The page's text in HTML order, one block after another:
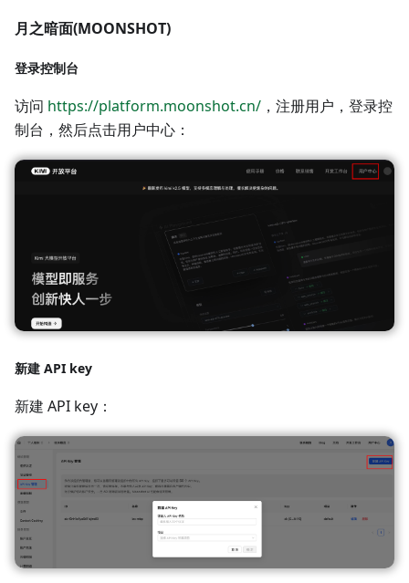
月之暗面(MOONSHOT)
登录控制台
访问 https://platform.moonshot.cn/ ，注册用户，登录控
制台，然后点击用户中心：
新建 API key
新建 API key：